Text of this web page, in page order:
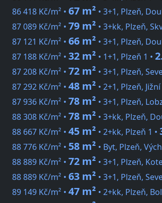
86 418 Kč/m² • 67 m² • 3+1, Plzeň,
87 089 Kč/m² • 79 m² • 3+kk, Plzeň,
87 121 Kč/m² • 66 m² • 3+1, Plzeň,
87 188 Kč/m² • 32 m² • 1+1, Plzeň 1 •
87 208 Kč/m² • 72 m² • 3+1, Plzeň,
87 292 Kč/m² • 48 m² • 2+1, Plzeň,
87 936 Kč/m² • 78 m² • 3+1, Plzeň,
88 308 Kč/m² • 78 m² • 3+kk, Plzeň,
88 667 Kč/m² • 45 m² • 2+kk, Plzeň 1 •
88 776 Kč/m² • 58 m² • Byt, Plzeň,
88 889 Kč/m² • 72 m² • 3+1, Plzeň,
88 889 Kč/m² • 63 m² • 3+1, Plzeň,
89 149 Kč/m² • 47 m² • 2+kk, Plzeň,